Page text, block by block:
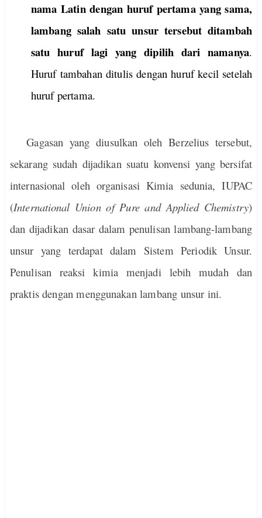
nama Latin dengan huruf pertama yang sama,
lambang salah satu unsur tersebut ditambah
satu huruf lagi yang dipilih dari namanya.
Huruf tambahan ditulis dengan huruf kecil setelah
huruf pertama.
Gagasan yang diusulkan oleh Berzelius tersebut,
sekarang sudah dijadikan suatu konvensi yang bersifat
internasional oleh organisasi Kimia sedunia, IUPAC
(International Union of Pure and Applied Chemistry)
dan dijadikan dasar dalam penulisan lambang-lambang
unsur yang terdapat dalam Sistem Periodik Unsur.
Penulisan reaksi kimia menjadi lebih mudah dan
praktis dengan menggunakan lambang unsur ini.